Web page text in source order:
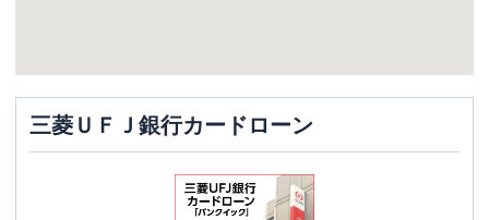
三菱ＵＦＪ銀行カードローン